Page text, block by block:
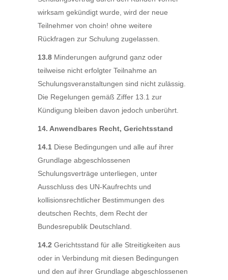
wirksam gekündigt wurde, wird der neue
Teilnehmer von choin! ohne weitere
Rückfragen zur Schulung zugelassen.
13.8 Minderungen aufgrund ganz oder
teilweise nicht erfolgter Teilnahme an
Schulungsveranstaltungen sind nicht zulässig.
Die Regelungen gemäß Ziffer 13.1 zur
Kündigung bleiben davon jedoch unberührt.
14. Anwendbares Recht, Gerichtsstand
14.1 Diese Bedingungen und alle auf ihrer
Grundlage abgeschlossenen
Schulungsverträge unterliegen, unter
Ausschluss des UN-Kaufrechts und
kollisionsrechtlicher Bestimmungen des
deutschen Rechts, dem Recht der
Bundesrepublik Deutschland.
14.2 Gerichtsstand für alle Streitigkeiten aus
oder in Verbindung mit diesen Bedingungen
und den auf ihrer Grundlage abgeschlossenen